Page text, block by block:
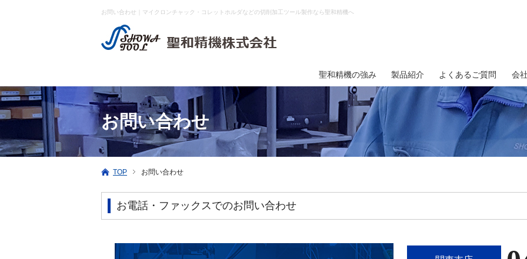
お問い合わせ｜マイクロンチャック・コレットホルダなどの切削加工ツール製作なら聖和精機へ
聖和精機の強み 製品紹介 よくあるご質問 会
お問い合わせ
TOP お問い合わせ
お電話・ファックスでのお問い合わせ